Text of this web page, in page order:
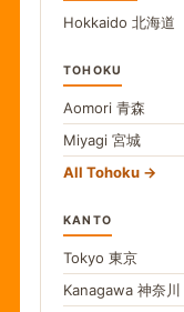
Hokkaido 北海道
TOHOKU
Aomori 青森
Miyagi 宮城
All Tohoku
KANTO
Tokyo 東京
Kanagawa 神奈川